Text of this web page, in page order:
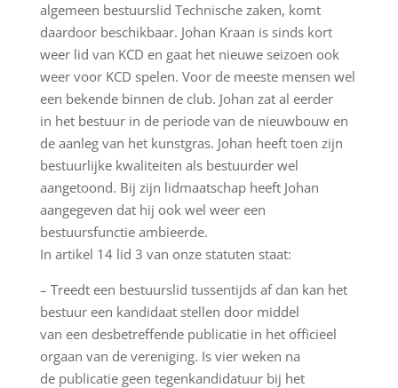
algemeen bestuurslid Technische zaken, komt
daardoor beschikbaar. Johan Kraan is sinds kort
weer lid van KCD en gaat het nieuwe seizoen ook
weer voor KCD spelen. Voor de meeste mensen wel
een bekende binnen de club. Johan zat al eerder
in het bestuur in de periode van de nieuwbouw en
de aanleg van het kunstgras. Johan heeft toen zijn
bestuurlijke kwaliteiten als bestuurder wel
aangetoond. Bij zijn lidmaatschap heeft Johan
aangegeven dat hij ook wel weer een
bestuursfunctie ambieerde.
In artikel 14 lid 3 van onze statuten staat:
– Treedt een bestuurslid tussentijds af dan kan het
bestuur een kandidaat stellen door middel
van een desbetreffende publicatie in het officieel
orgaan van de vereniging. Is vier weken na
de publicatie geen tegenkandidatuur bij het